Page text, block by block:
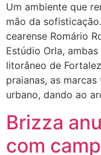
Um ambiente que
mão da
cearense Romário
Estúdio Orla,
litorâneo de
praianas, as
urbano, dando ao
Brizza
com